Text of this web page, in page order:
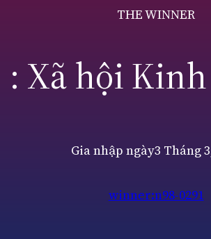
THE WINNER
: Xã hội
Gia nhập ngày3 Tháng
winner:n98-0291